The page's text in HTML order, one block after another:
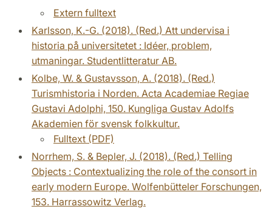
Extern fulltext
Karlsson, K.-G. (2018). (Red.) Att undervisa i
historia på universitetet : Idéer, problem,
utmaningar. Studentlitteratur AB.
Kolbe, W. & Gustavsson, A. (2018). (Red.)
Turismhistoria i Norden. Acta Academiae Regiae
Gustavi Adolphi, 150. Kungliga Gustav Adolfs
Akademien för svensk folkkultur.
Fulltext (PDF)
Norrhem, S. & Bepler, J. (2018). (Red.) Telling
Objects : Contextualizing the role of the consort in
early modern Europe. Wolfenbütteler Forschungen,
153. Harrassowitz Verlag.